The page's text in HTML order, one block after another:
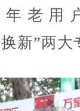
老用
新”两大